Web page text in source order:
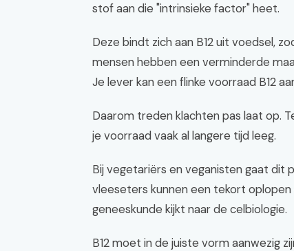
stof aan die "intrinsieke factor" heet.
Deze bindt zich aan B12 uit voedsel,
mensen hebben een verminderde
Je lever kan een flinke voorraad B12
Daarom treden klachten pas laat op.
je voorraad vaak al langere tijd leeg.
Bij vegetariërs en veganisten gaat dit
vleeseters kunnen een tekort
geneeskunde kijkt naar de celbiologie.
B12 moet in de juiste vorm aanwezig